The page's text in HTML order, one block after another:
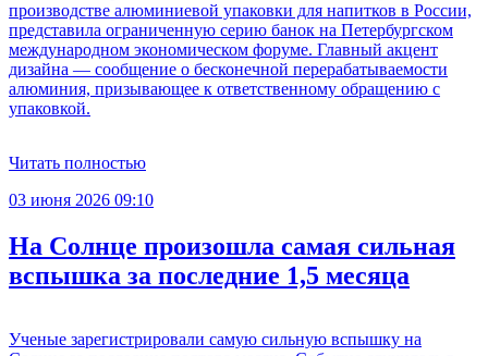
производстве алюминиевой упаковки для напитков в России,
представила ограниченную серию банок на Петербургском
международном экономическом форуме. Главный акцент
дизайна — сообщение о бесконечной перерабатываемости
алюминия, призывающее к ответственному обращению с
упаковкой.
Читать полностью
03 июня 2026 09:10
На Солнце произошла самая сильная
вспышка за последние 1,5 месяца
Ученые зарегистрировали самую сильную вспышку на